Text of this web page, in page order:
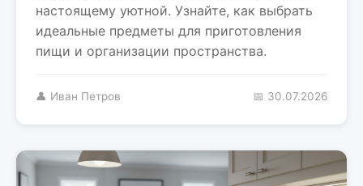
настоящему уютной. Узнайте, как выбрать
идеальные предметы для приготовления
пищи и организации пространства.
👤 Иван Петров 📅 30.07.2026